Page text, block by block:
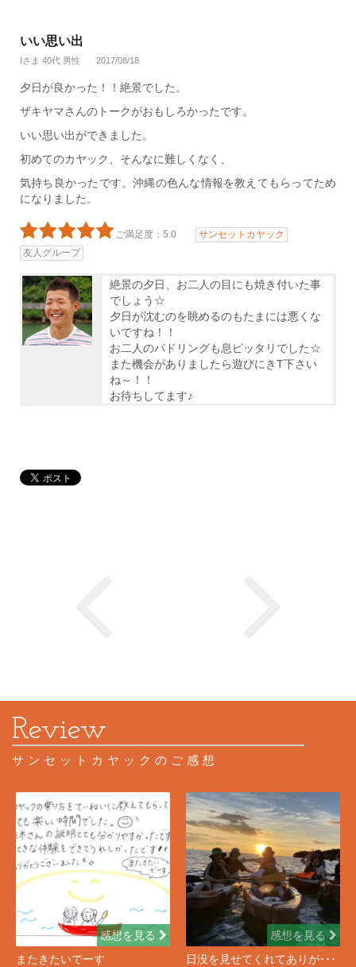
いい思い出
Iさま 40代 男性 2017/08/18
夕日が良かった！！絶景でした。
ザキヤマさんのトークがおもしろかったです。
いい思い出ができました。
初めてのカヤック、そんなに難しくなく、
気持ち良かったです。沖縄の色んな情報を教えてもらってため
になりました。
ご満足度：5.0
サンセットカヤック
友人グループ
絶景の夕日、お二人の目にも焼き付いた事
でしょう☆
夕日が沈むのを眺めるのもたまには悪くな
いですね！！
お二人のパドリングも息ピッタリでした☆
また機会がありましたら遊びにきT下さい
ね～！！
お待ちしてます♪
サンセットカヤックのご感想
感想を見る
またきたいでーす
感想を見る
日没を見せてくれてありが･･･